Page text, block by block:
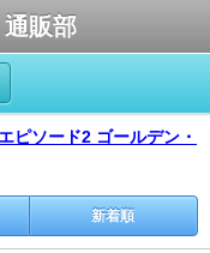
販部
ピソード2 ゴールデン・
新着順